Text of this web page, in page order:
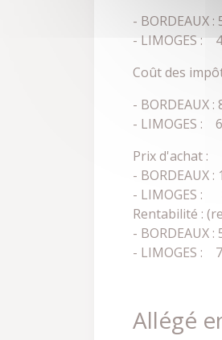
- BORDEAUX
- LIMOGES :
Coût des
- BORDEAUX :
- LIMOGES :
Prix d'achat :
- BORDEAUX :
- LIMOGES :
Rentabilité :
- BORDEAUX :
- LIMOGES :
Allégé